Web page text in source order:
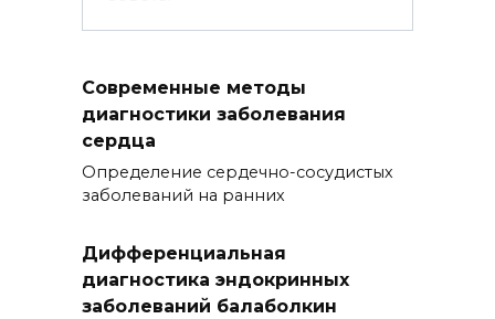
Современные методы
диагностики заболевания
сердца
Определение сердечно-сосудистых
заболеваний на ранних
Дифференциальная
диагностика эндокринных
заболеваний балаболкин